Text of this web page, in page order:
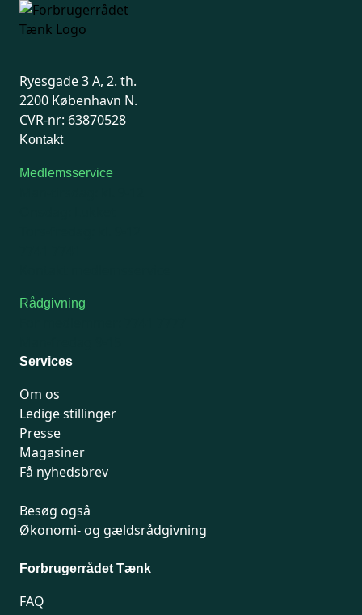
Ryesgade 3 A, 2. th.
2200 København N.
CVR-nr: 63870528
Kontakt
Medlemsservice
Rådgivning
Services
Om os
Ledige stillinger
Presse
Magasiner
Få nyhedsbrev
Besøg også
Økonomi- og gældsrådgivning
Forbrugerrådet Tænk
FAQ